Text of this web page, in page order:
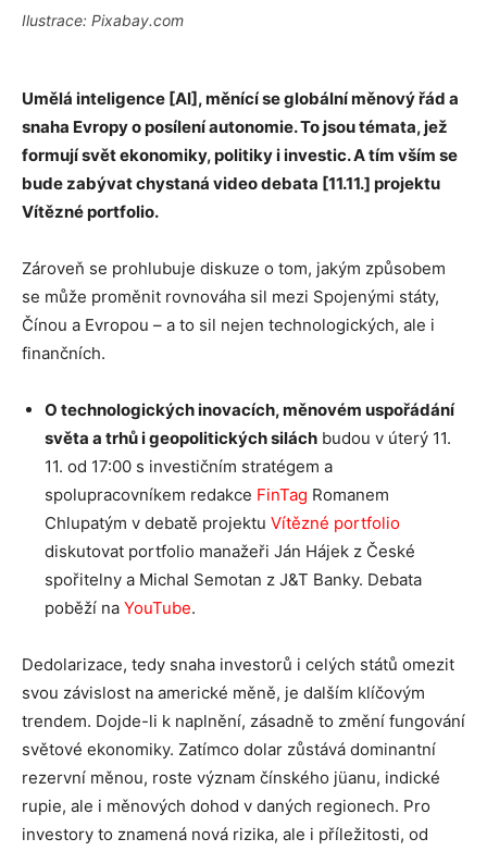
Ilustrace: Pixabay.com
Umělá inteligence [AI], měnící se globální měnový řád a
snaha Evropy o posílení autonomie. To jsou témata, jež
formují svět ekonomiky, politiky i investic. A tím vším se
bude zabývat chystaná video debata [11.11.] projektu
Vítězné portfolio.
Zároveň se prohlubuje diskuze o tom, jakým způsobem
se může proměnit rovnováha sil mezi Spojenými státy,
Čínou a Evropou – a to sil nejen technologických, ale i
finančních.
O technologických inovacích, měnovém uspořádání
světa a trhů i geopolitických silách budou v úterý 11.
11. od 17:00 s investičním stratégem a
spolupracovníkem redakce FinTag Romanem
Chlupatým v debatě projektu Vítězné portfolio
diskutovat portfolio manažeři Ján Hájek z České
spořitelny a Michal Semotan z J&T Banky. Debata
poběží na YouTube.
Dedolarizace, tedy snaha investorů i celých států omezit
svou závislost na americké měně, je dalším klíčovým
trendem. Dojde-li k naplnění, zásadně to změní fungování
světové ekonomiky. Zatímco dolar zůstává dominantní
rezervní měnou, roste význam čínského jüanu, indické
rupie, ale i měnových dohod v daných regionech. Pro
investory to znamená nová rizika, ale i příležitosti, od